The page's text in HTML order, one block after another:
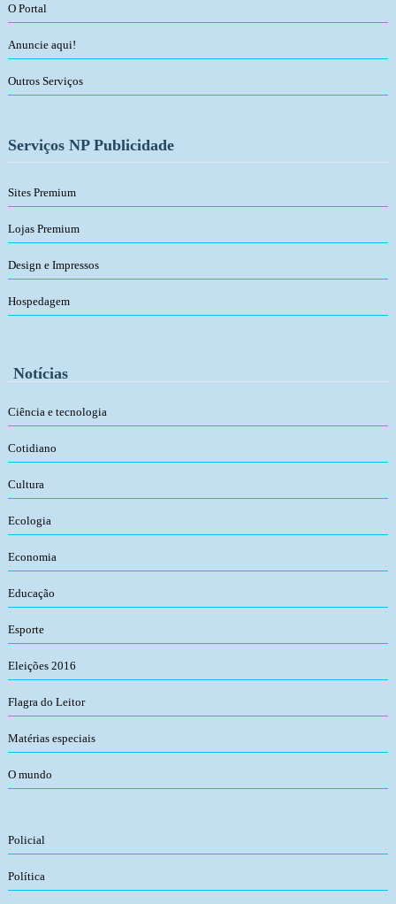
O Portal
Anuncie aqui!
Outros Serviços
Serviços NP Publicidade
Sites Premium
Lojas Premium
Design e Impressos
Hospedagem
Notícias
Ciência e tecnologia
Cotidiano
Cultura
Ecologia
Economia
Educação
Esporte
Eleições 2016
Flagra do Leitor
Matérias especiais
O mundo
Policial
Política